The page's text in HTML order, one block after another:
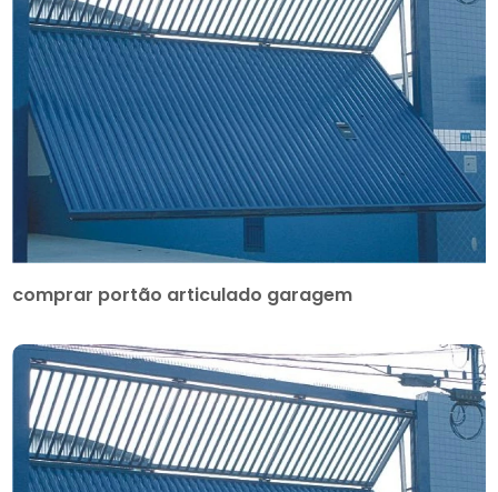
comprar portão articulado garagem